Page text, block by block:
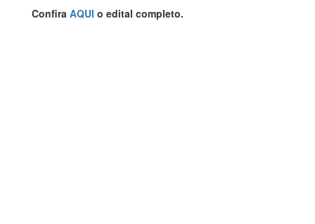
Confira AQUI o edital completo.